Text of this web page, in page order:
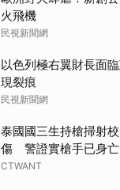
火飛機
民視新聞網
以色列極右翼財長面
現裂痕
民視新聞網
泰國國三生持槍掃射
傷 警證實槍手已身亡
CTWANT